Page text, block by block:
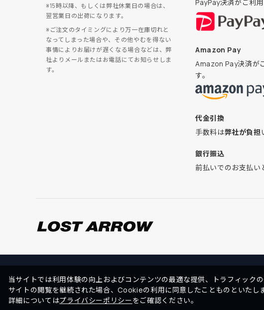
※15時以降、もしくは弊社休業日の場合は、
翌営業日の出荷になります。
※ご注文のタイミングにより万一在庫切れと
なってしまった場合や、その他やむを得ない
事情によりお届けが遅くなる場合などは、弊
社よりメールまたはお電話にてお知らせしま
す。
PayPay決済がご利用
Amazon Pay
Amazon Pay決済が
す。
代金引換
手数料は弊社が負担
銀行振込
前払いでのお支払い
当サイトでは利用体験の向上およびコンテンツの最適な提供、トラフィック
サイトの閲覧を継続された場合、Cookieの利用に同意したことものといたしま
詳細についてはプライバシーポリシーをご確認ください。